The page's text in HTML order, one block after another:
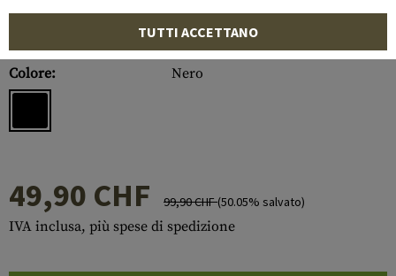
Colore:
Nero
49,90 CHF 99,90 CHF(50.05% salvato)
IVA inclusa, più spese di spedizione
TUTTI ACCETTANO